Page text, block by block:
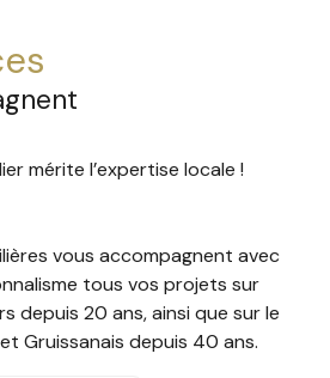
mérite l’expertise locale !
vous accompagnent avec
tous vos projets sur
depuis 20 ans, ainsi que sur le
Gruissanais depuis 40 ans.